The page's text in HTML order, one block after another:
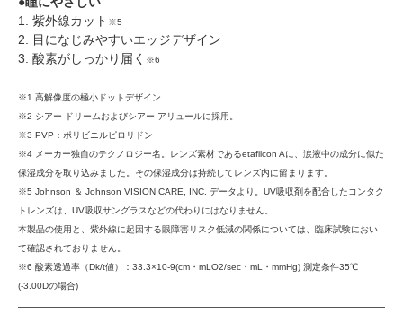
1. 紫外線カット ※5
2. 目になじみやすいエッジデザイン
3. 酸素がしっかり届く ※6
※1 高解像度の極小ドットデザイン
※2 シアー ドリームおよびシアー アリュールに採用。
※3 PVP：ポリビニルピロリドン
※4 メーカー独自のテクノロジー名。レンズ素材であるetafilcon Aに、涙液中の成分に似た
保湿成分を取り込みました。その保湿成分は持続してレンズ内に留まります。
※5 Johnson ＆ Johnson VISION CARE, INC. データより。UV吸収剤を配合したコンタク
トレンズは、UV吸収サングラスなどの代わりにはなりません。
本製品の使用と、紫外線に起因する眼障害リスク低減の関係については、臨床試験におい
て確認されておりません。
※6 酸素透過率（Dk/t値）：33.3×10-9(cm・mLO2/sec・mL・mmHg) 測定条件35℃
(-3.00Dの場合)